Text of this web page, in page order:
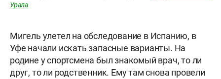
Урала
Мигель улетел на обследование в Испанию, в
Уфе начали искать запасные варианты. На
родине у спортсмена был знакомый врач, то ли
друг, то ли родственник. Ему там снова провели